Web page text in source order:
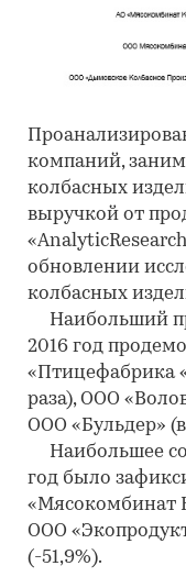
компаний,
колбасных
выручкой от
обновлении
колбасных
Наибольший
2016 год
«Птицефабрика
раза), ООО
ООО «Бульдер» (в
Наибольшее
год было
«Мясокомбинат
ООО
(-51,9%).